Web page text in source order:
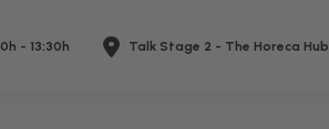
- 13:30h Talk Stage 2 - The Horeca Hub